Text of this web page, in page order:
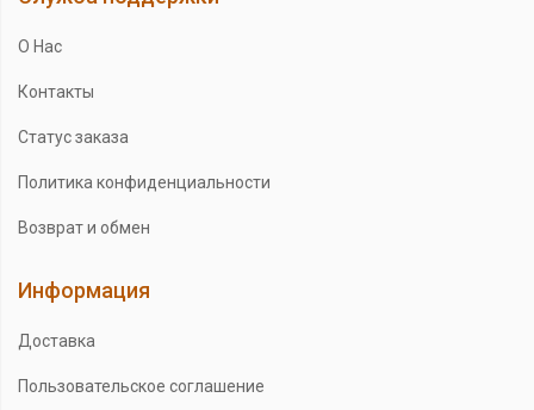
О Нас
Контакты
Статус заказа
Политика конфиденциальности
Возврат и обмен
Информация
Доставка
Пользовательское соглашение